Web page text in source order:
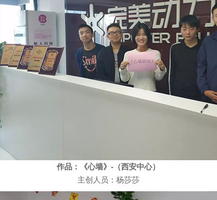
作品：《心墙》-（西安中心）
主创人员：杨莎莎